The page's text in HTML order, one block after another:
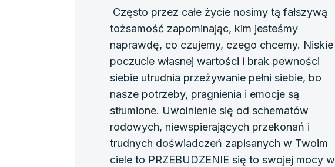
Często przez całe życie nosimy tą fałszywą
tożsamość zapominając, kim jesteśmy
naprawdę, co czujemy, czego chcemy. Niskie
poczucie własnej wartości i brak pewności
siebie utrudnia przeżywanie pełni siebie, bo
nasze potrzeby, pragnienia i emocje są
stłumione. Uwolnienie się od schematów
rodowych, niewspierających przekonań i
trudnych doświadczeń zapisanych w Twoim
ciele to PRZEBUDZENIE się to swojej mocy w